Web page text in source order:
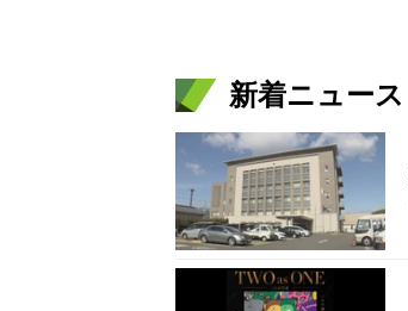
新着ニュース